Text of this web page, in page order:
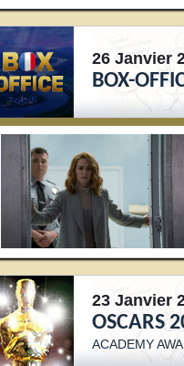
26 Janvier
BOX-
23 Janvier
OSCARS
ACADEMY